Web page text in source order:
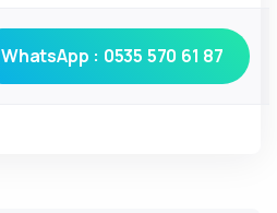
WhatsApp : 0535 570 61 87